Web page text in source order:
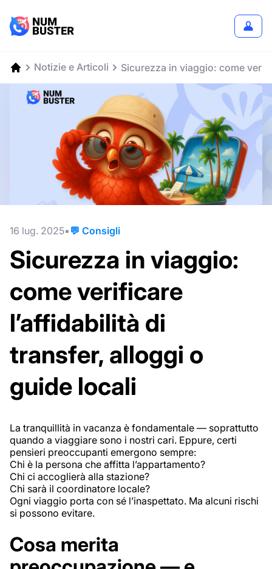
Notizie e Articoli Sicurezza in viaggio: come
16 lug. 2025 💬 Consigli
Sicurezza in viaggio:
come verificare
l’affidabilità di
transfer, alloggi o
guide locali
La tranquillità in vacanza è fondamentale — soprattutto
quando a viaggiare sono i nostri cari. Eppure, certi
pensieri preoccupanti emergono sempre:
Chi è la persona che affitta l’appartamento?
Chi ci accoglierà alla stazione?
Chi sarà il coordinatore locale?
Ogni viaggio porta con sé l’inaspettato. Ma alcuni rischi
si possono evitare.
Cosa merita